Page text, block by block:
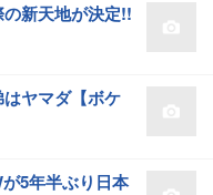
新天地が決定!!
はヤマダ【ボケ
5年半ぶり日本